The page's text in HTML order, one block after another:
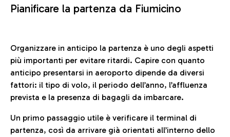
Pianificare la partenza da Fiumicino
Organizzare in anticipo la partenza è uno degli aspetti
più importanti per evitare ritardi. Capire con quanto
anticipo presentarsi in aeroporto dipende da diversi
fattori: il tipo di volo, il periodo dell’anno, l’affluenza
prevista e la presenza di bagagli da imbarcare.
Un primo passaggio utile è verificare il terminal di
partenza, così da arrivare già orientati all’interno dello